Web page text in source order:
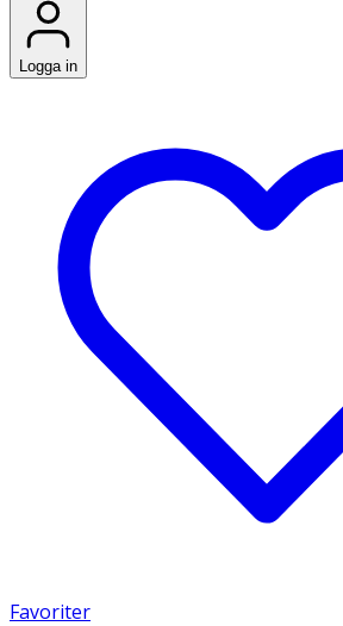
Logga in
Favoriter